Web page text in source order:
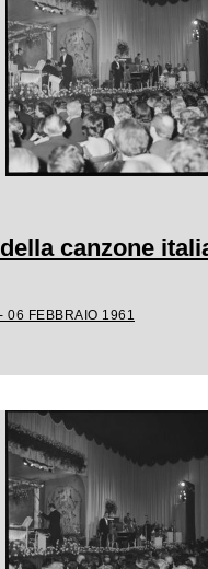
canzone
06 FEBBRAIO 1961